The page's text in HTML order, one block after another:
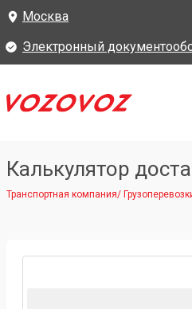
Москва
Электронный
Калькулятор
Транспортная компания/